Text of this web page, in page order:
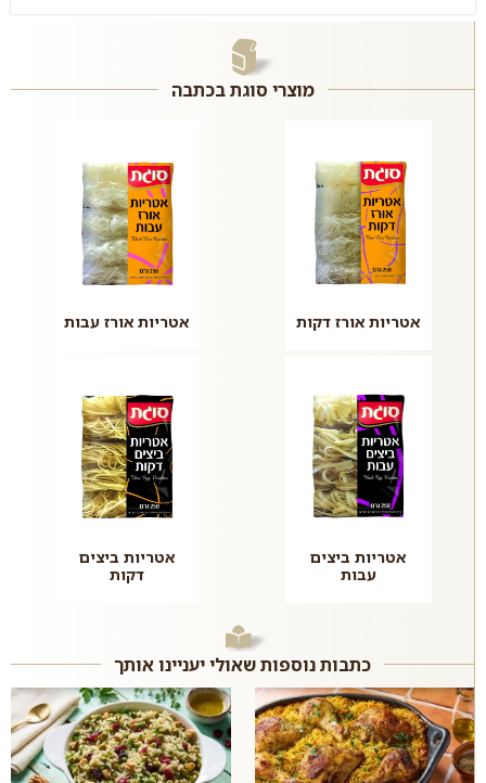
מוצרי סוגת בכתבה
אטריות אורז דקות אטריות אורז עבות
אטריות ביצים
עבות
אטריות ביצים
דקות
כתבות נוספות שאולי יעניינו אותך